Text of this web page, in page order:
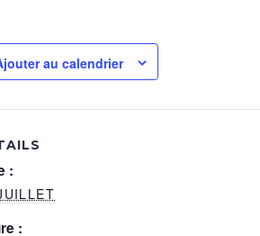
au calendrier
:
: